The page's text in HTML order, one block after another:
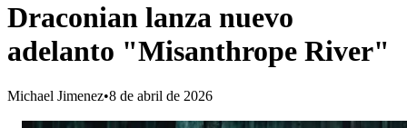
Draconian lanza nuevo
adelanto "Misanthrope River"
Michael Jimenez•8 de abril de 2026